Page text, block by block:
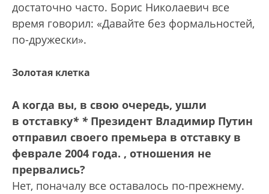
достаточно часто. Борис Николаевич все
время говорил: «Давайте без формальностей,
по-дружески».
Золотая клетка
А когда вы, в свою очередь, ушли
в отставку* * Президент Владимир Путин
отправил своего премьера в отставку в
феврале 2004 года. , отношения не
прервались?
Нет, поначалу все оставалось по-прежнему.